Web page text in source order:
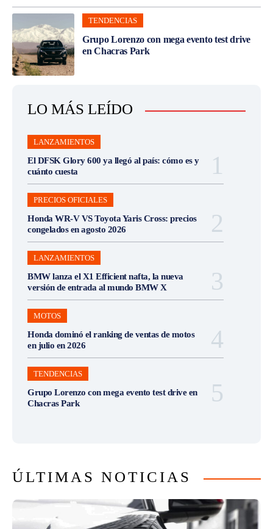
TENDENCIAS
Grupo Lorenzo con mega evento test drive
en Chacras Park
LO MÁS LEÍDO
LANZAMIENTOS
El DFSK Glory 600 ya llegó al país: cómo es y
cuánto cuesta
PRECIOS OFICIALES
Honda WR-V VS Toyota Yaris Cross: precios
congelados en agosto 2026
LANZAMIENTOS
BMW lanza el X1 Efficient nafta, la nueva
versión de entrada al mundo BMW X
MOTOS
Honda dominó el ranking de ventas de motos
en julio en 2026
TENDENCIAS
Grupo Lorenzo con mega evento test drive en
Chacras Park
ÚLTIMAS NOTICIAS